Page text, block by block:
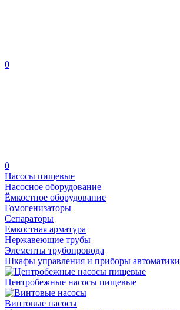
0
0
Насосы пищевые
Насосное оборудование
Ёмкостное оборудование
Гомогенизаторы
Сепараторы
Емкостная арматура
Нержавеющие трубы
Элементы трубопровода
Шкафы управления и приборы автоматики
Центробежные насосы пищевые
Винтовые насосы